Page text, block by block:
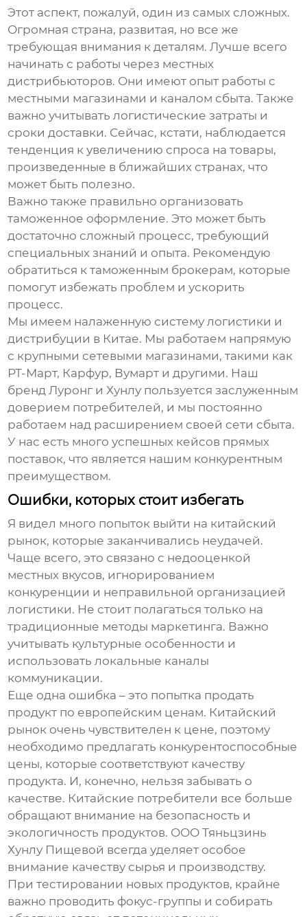
Этот аспект, пожалуй, один из самых сложных.
Огромная страна, развитая, но все же
требующая внимания к деталям. Лучше всего
начинать с работы через местных
дистрибьюторов. Они имеют опыт работы с
местными магазинами и каналом сбыта. Также
важно учитывать логистические затраты и
сроки доставки. Сейчас, кстати, наблюдается
тенденция к увеличению спроса на товары,
произведенные в ближайших странах, что
может быть полезно.
Важно также правильно организовать
таможенное оформление. Это может быть
достаточно сложный процесс, требующий
специальных знаний и опыта. Рекомендую
обратиться к таможенным брокерам, которые
помогут избежать проблем и ускорить
процесс.
Мы имеем налаженную систему логистики и
дистрибуции в Китае. Мы работаем напрямую
с крупными сетевыми магазинами, такими как
РТ-Март, Карфур, Вумарт и другими. Наш
бренд Луронг и Хунлу пользуется заслуженным
доверием потребителей, и мы постоянно
работаем над расширением своей сети сбыта.
У нас есть много успешных кейсов прямых
поставок, что является нашим конкурентным
преимуществом.
Ошибки, которых стоит избегать
Я видел много попыток выйти на китайский
рынок, которые заканчивались неудачей.
Чаще всего, это связано с недооценкой
местных вкусов, игнорированием
конкуренции и неправильной организацией
логистики. Не стоит полагаться только на
традиционные методы маркетинга. Важно
учитывать культурные особенности и
использовать локальные каналы
коммуникации.
Еще одна ошибка – это попытка продать
продукт по европейским ценам. Китайский
рынок очень чувствителен к цене, поэтому
необходимо предлагать конкурентоспособные
цены, которые соответствуют качеству
продукта. И, конечно, нельзя забывать о
качестве. Китайские потребители все больше
обращают внимание на безопасность и
экологичность продуктов. ООО Тяньцзинь
Хунлу Пищевой всегда уделяет особое
внимание качеству сырья и производству.
При тестировании новых продуктов, крайне
важно проводить фокус-группы и собирать